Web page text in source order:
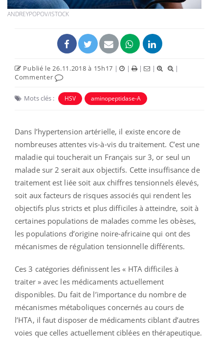
ANDREYPOPOV/ISTOCK
Publié le 26.11.2018 à 15h17 | | | |
|
Commenter
Mots clés : HSV aminopeptidase-A
Dans l’hypertension artérielle, il existe encore de
nombreuses attentes vis-à-vis du traitement. C’est une
maladie qui toucherait un Français sur 3, or seul un
malade sur 2 serait aux objectifs. Cette insuffisance de
traitement est liée soit aux chiffres tensionnels élevés,
soit aux facteurs de risques associés qui rendent les
objectifs plus stricts et plus difficiles à atteindre, soit à
certaines populations de malades comme les obèses,
les populations d’origine noire-africaine qui ont des
mécanismes de régulation tensionnelle différents.
Ces 3 catégories définissent les « HTA difficiles à
traiter » avec les médicaments actuellement
disponibles. Du fait de l’importance du nombre de
mécanismes métaboliques concernés au cours de
l’HTA, il faut disposer de médicaments ciblant d’autres
voies que celles actuellement ciblées en thérapeutique.